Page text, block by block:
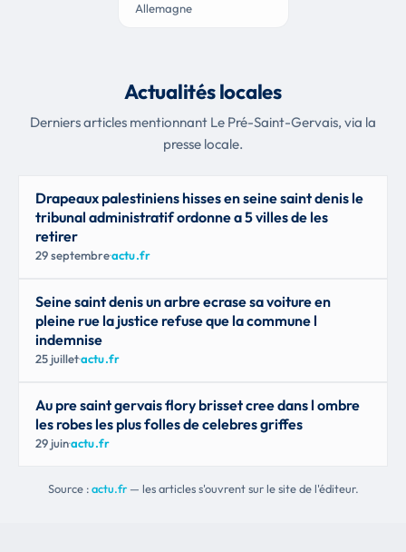
Allemagne
Actualités locales
Derniers articles mentionnant Le Pré-Saint-Gervais, via la
presse locale.
Drapeaux palestiniens hisses en seine saint denis le
tribunal administratif ordonne a 5 villes de les
retirer
29 septembre·actu.fr
Seine saint denis un arbre ecrase sa voiture en
pleine rue la justice refuse que la commune l
indemnise
25 juillet·actu.fr
Au pre saint gervais flory brisset cree dans l ombre
les robes les plus folles de celebres griffes
29 juin·actu.fr
Source :actu.fr— les articles s'ouvrent sur le site de l'éditeur.